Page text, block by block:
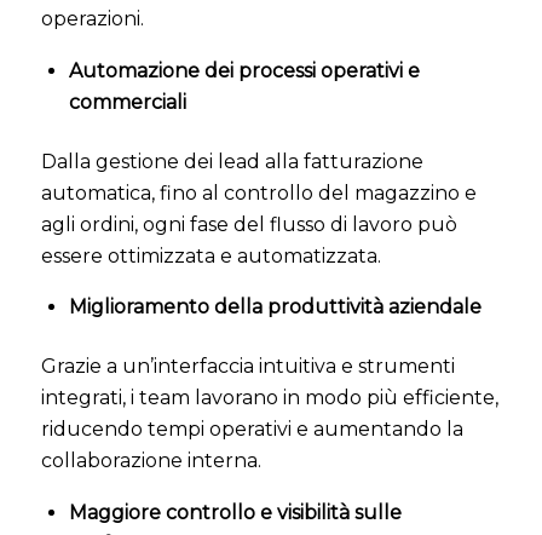
operazioni.
Automazione dei processi operativi e
commerciali
Dalla gestione dei lead alla fatturazione
automatica, fino al controllo del magazzino e
agli ordini, ogni fase del flusso di lavoro può
essere ottimizzata e automatizzata.
Miglioramento della produttività aziendale
Grazie a un’interfaccia intuitiva e strumenti
integrati, i team lavorano in modo più efficiente,
riducendo tempi operativi e aumentando la
collaborazione interna.
Maggiore controllo e visibilità sulle